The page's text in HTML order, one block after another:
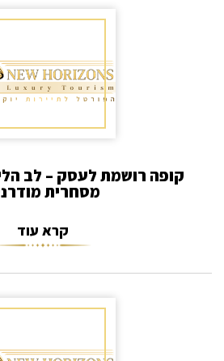
קופה רושמת לעסק – לב
מסחרית
קרא עוד